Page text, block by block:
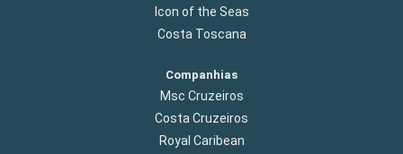
Icon of the Seas
Costa Toscana
Companhias
Msc Cruzeiros
Costa Cruzeiros
Royal Caribean